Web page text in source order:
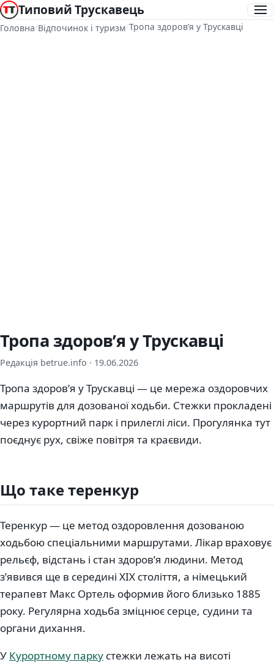
Типовий Трускавець
Головна/Відпочинок і туризм/Тропа здоровʼя у Трускавці
Тропа здоровʼя у Трускавці
Редакція betrue.info · 19.06.2026
Тропа здоровʼя у Трускавці — це мережа оздоровчих
маршрутів для дозованої ходьби. Стежки прокладені
через курортний парк і прилеглі ліси. Прогулянка тут
поєднує рух, свіже повітря та краєвиди.
Що таке теренкур
Теренкур — це метод оздоровлення дозованою
ходьбою спеціальними маршрутами. Лікар враховує
рельєф, відстань і стан здоровʼя людини. Метод
зʼявився ще в середині XIX століття, а німецький
терапевт Макс Ортель оформив його близько 1885
року. Регулярна ходьба зміцнює серце, судини та
органи дихання.
У Курортному парку стежки лежать на висоті